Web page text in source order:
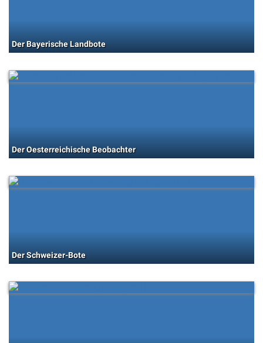
Der Bayerische Landbote
Der Oesterreichische Beobachter
Der Schweizer-Bote